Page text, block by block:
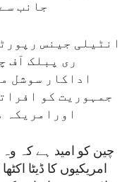
جانب
انٹیلی جینس
ری پبلک آف
اداکار سوشل
جمہوریت کو
اورامریکہ
چین کو امید ہے کہ
امریکیوں کا ڈیٹا